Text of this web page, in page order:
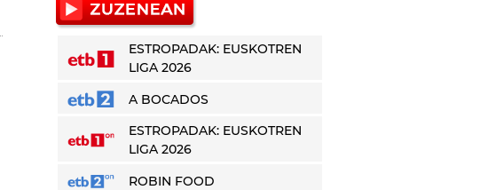
ESTROPADAK: EUSKOTREN
LIGA 2026
A BOCADOS
ESTROPADAK: EUSKOTREN
LIGA 2026
ROBIN FOOD